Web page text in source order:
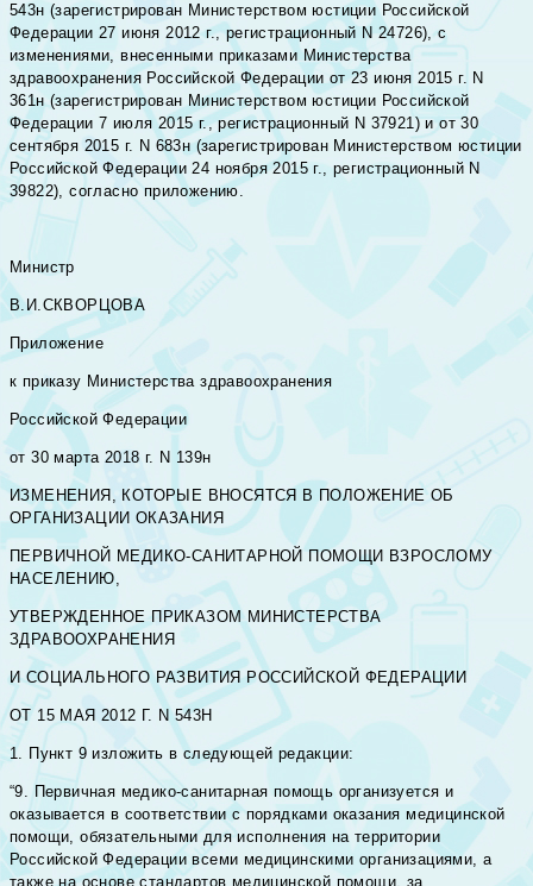
543н (зарегистрирован Министерством юстиции Российской
Федерации 27 июня 2012 г., регистрационный N 24726), с
изменениями, внесенными приказами Министерства
здравоохранения Российской Федерации от 23 июня 2015 г. N
361н (зарегистрирован Министерством юстиции Российской
Федерации 7 июля 2015 г., регистрационный N 37921) и от 30
сентября 2015 г. N 683н (зарегистрирован Министерством юстиции
Российской Федерации 24 ноября 2015 г., регистрационный N
39822), согласно приложению.
Министр
В.И.СКВОРЦОВА
Приложение
к приказу Министерства здравоохранения
Российской Федерации
от 30 марта 2018 г. N 139н
ИЗМЕНЕНИЯ, КОТОРЫЕ ВНОСЯТСЯ В ПОЛОЖЕНИЕ ОБ
ОРГАНИЗАЦИИ ОКАЗАНИЯ
ПЕРВИЧНОЙ МЕДИКО-САНИТАРНОЙ ПОМОЩИ ВЗРОСЛОМУ
НАСЕЛЕНИЮ,
УТВЕРЖДЕННОЕ ПРИКАЗОМ МИНИСТЕРСТВА
ЗДРАВООХРАНЕНИЯ
И СОЦИАЛЬНОГО РАЗВИТИЯ РОССИЙСКОЙ ФЕДЕРАЦИИ
ОТ 15 МАЯ 2012 Г. N 543Н
1. Пункт 9 изложить в следующей редакции:
“9. Первичная медико-санитарная помощь организуется и
оказывается в соответствии с порядками оказания медицинской
помощи, обязательными для исполнения на территории
Российской Федерации всеми медицинскими организациями, а
также на основе стандартов медицинской помощи, за